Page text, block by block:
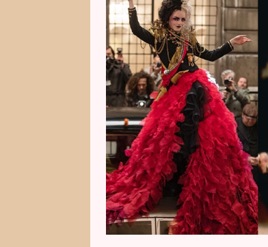
navodí tu správnou
Sám doma nebo s Čerty
i sváteční speciály
Silvestr 2023,
Silvestr.